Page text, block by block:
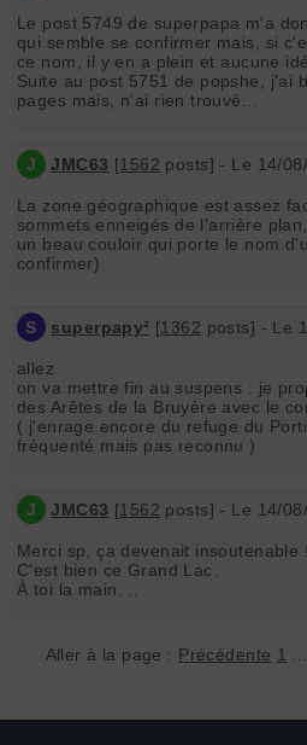
Le post 5749 de superpapa m'a
qui semble se confirmer mais, si
ce nom, il y en a plein et aucune
Suite au post 5751 de popshe, j'ai
pages mais, n'ai rien trouvé...
J JMC63 [1562 posts] - Le 14/
La zone géographique est assez
sommets enneigés de l'arrière
un beau couloir qui porte le nom
confirmer)
S superpapy² [1362 posts] - Le
allez
on va mettre fin au suspens : je
des Arêtes de la Bruyère avec le
( j'enrage encore du refuge du
fréquenté mais pas reconnu )
J JMC63 [1562 posts] - Le 14/
Merci sp, ça devenait insoutenable !
C'est bien ce Grand Lac.
À toi la main. ..
Aller à la page : Précédente 1 ...